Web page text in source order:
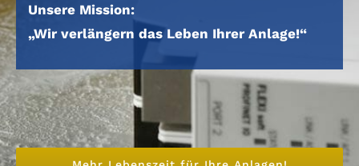
Unsere Mission:
„Wir verlängern das Leben Ihrer Anlage!“